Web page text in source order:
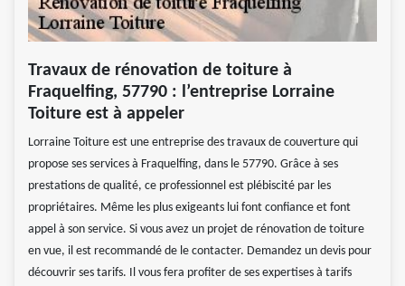
Travaux de rénovation de toiture à
Fraquelfing, 57790 : l’entreprise Lorraine
Toiture est à appeler
Lorraine Toiture est une entreprise des travaux de couverture qui
propose ses services à Fraquelfing, dans le 57790. Grâce à ses
prestations de qualité, ce professionnel est plébiscité par les
propriétaires. Même les plus exigeants lui font confiance et font
appel à son service. Si vous avez un projet de rénovation de toiture
en vue, il est recommandé de le contacter. Demandez un devis pour
découvrir ses tarifs. Il vous fera profiter de ses expertises à tarifs